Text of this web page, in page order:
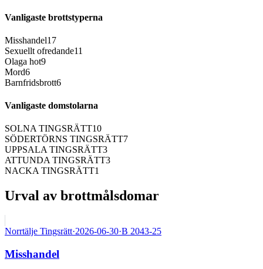
Vanligaste brottstyperna
Misshandel17
Sexuellt ofredande11
Olaga hot9
Mord6
Barnfridsbrott6
Vanligaste domstolarna
SOLNA TINGSRÄTT10
SÖDERTÖRNS TINGSRÄTT7
UPPSALA TINGSRÄTT3
ATTUNDA TINGSRÄTT3
NACKA TINGSRÄTT1
Urval av brottmålsdomar
Norrtälje Tingsrätt·2026-06-30·B 2043-25
Misshandel